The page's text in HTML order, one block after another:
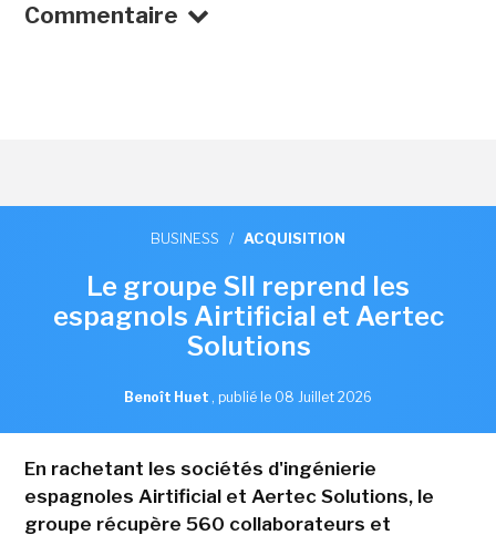
Commentaire
BUSINESS / ACQUISITION
Le groupe SII reprend les
espagnols Airtificial et Aertec
Solutions
Benoît Huet , publié le 08 Juillet 2026
En rachetant les sociétés d'ingénierie
espagnoles Airtificial et Aertec Solutions, le
groupe récupère 560 collaborateurs et